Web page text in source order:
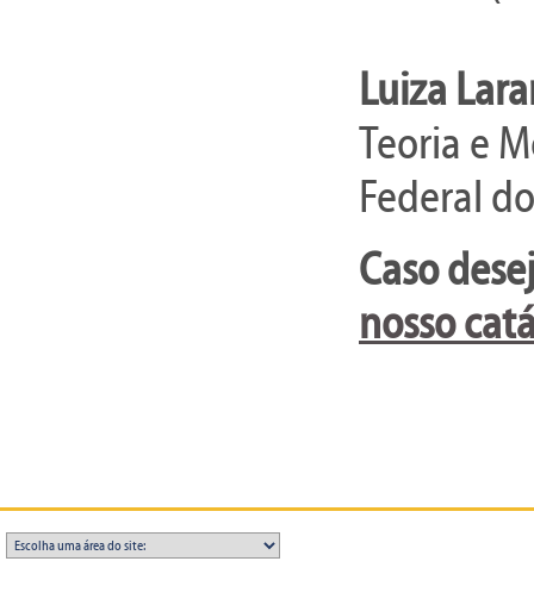
Luiza
Teoria e
Federal
Caso
nosso